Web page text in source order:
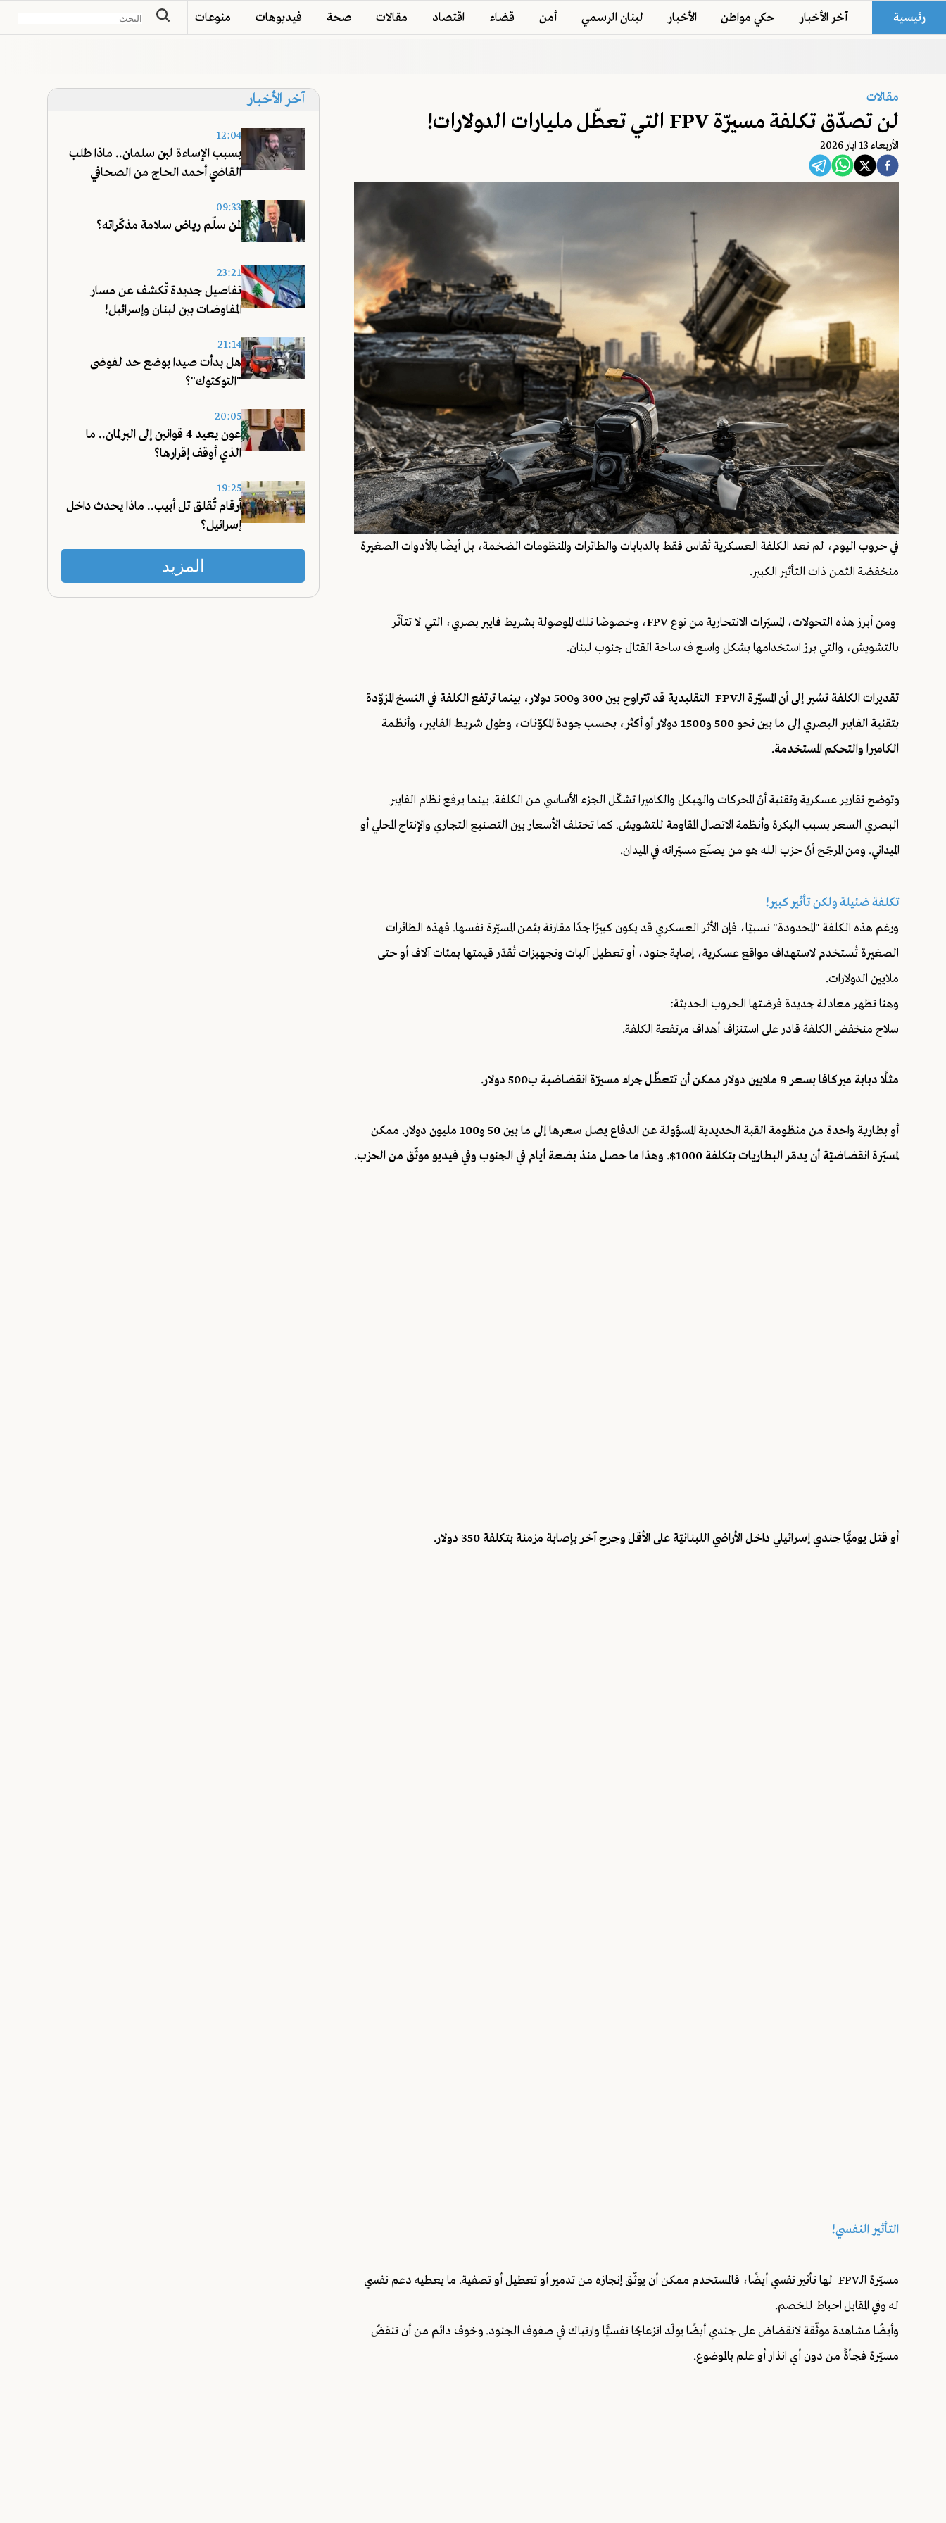
رئيسية آخر الأخبار حكي مواطن الأخبار لبنان الرسمي أمن قضاء اقتصاد مقالات صحة فيديوهات منوعات
مقالات
لن تصدّق تكلفة مسيرّة FPV التي تعطّل مليارات الدولارات!
اﻷربعاء 13 ايار 2026
في حروب اليوم، لم تعد الكلفة العسكرية تُقاس فقط بالدبابات والطائرات والمنظومات الضخمة، بل أيضًا بالأدوات الصغيرة
منخفضة الثمن ذات التأثير الكبير.
ومن أبرز هذه التحولات، المسيّرات الانتحارية من نوع FPV، وخصوصًا تلك الموصولة بشريط فايبر بصري، التي لا تتأثّر
بالتشويش، والتي برز استخدامها بشكل واسع ف ساحة القتال جنوب لبنان.
تقديرات الكلفة تشير إلى أن المسيّرة الـFPV التقليدية قد تتراوح بين 300 و500 دولار، بينما ترتفع الكلفة في النسخ المزوّدة
بتقنية الفايبر البصري إلى ما بين نحو 500 و1500 دولار أو أكثر، بحسب جودة المكوّنات، وطول شريط الفايبر، وأنظمة
الكاميرا والتحكم المستخدمة.
وتوضح تقارير عسكرية وتقنية أنّ المحركات والهيكل والكاميرا تشكّل الجزء الأساسي من الكلفة. بينما يرفع نظام الفايبر
البصري السعر بسبب البكرة وأنظمة الاتصال المقاومة للتشويش. كما تختلف الأسعار بين التصنيع التجاري والإنتاج المحلي أو
الميداني. ومن المرجّح أنّ حزب الله هو من يصنّع مسيّراته في الميدان.
تكلفة ضئيلة ولكن تأثير كبير!
ورغم هذه الكلفة "المحدودة" نسبيًا، فإن الأثر العسكري قد يكون كبيرًا جدًا مقارنة بثمن المسيّرة نفسها. فهذه الطائرات
الصغيرة تُستخدم لاستهداف مواقع عسكرية، إصابة جنود، أو تعطيل آليات وتجهيزات تُقدّر قيمتها بمئات آلاف أو حتى
ملايين الدولارات.
وهنا تظهر معادلة جديدة فرضتها الحروب الحديثة:
سلاح منخفض الكلفة قادر على استنزاف أهداف مرتفعة الكلفة.
مثلًا دبابة ميركافا بسعر 9 ملايين دولار ممكن أن تتعطّل جراء مسيرّة انقضاضية ب500 دولار.
أو بطارية واحدة من منظومة القبة الحديدية المسؤولة عن الدفاع يصل سعرها إلى ما بين 50 و100 مليون دولار. ممكن
لمسيّرة انقضاضيّة أن يدمّر البطاريات بتكلفة 1000$. وهذا ما حصل منذ بضعة أيام في الجنوب وفي فيديو موثّق من الحزب.
أو قتل يوميًّا جندي إسرائيلي داخل الأراضي اللبنانيّة على الأقل وجرح آخر بإصابة مزمنة بتكلفة 350 دولار.
التأثير النفسي!
مسيّرة الـFPV لها تأثير نفسي أيضًا، فالمستخدم ممكن أن يوثّق إنجازه من تدمير أو تعطيل أو تصفية. ما يعطيه دعم نفسي
له وفي المقابل احباط للخصم.
وأيضًا مشاهدة موثّقة لانقضاض على جندي أيضًا يولّد انزعاجًا نفسيًّا وارتباك في صفوف الجنود. وخوف دائم من أن تنقضّ
مسيّرة فجأةً من دون أي انذار أو علم بالموضوع.
آخر الأخبار
12:04
بسبب الإساءة لبن سلمان.. ماذا طلب
القاضي أحمد الحاج من الصحافي
09:33
لمن سلّم رياض سلامة مذكّراته؟
23:21
تفاصيل جديدة تُكشف عن مسار
المفاوضات بين لبنان وإسرائيل!
21:14
هل بدأت صيدا بوضع حد لفوضى
"التوكتوك"؟
20:05
عون يعيد 4 قوانين إلى البرلمان.. ما
الذي أوقف إقرارها؟
19:25
أرقام تُقلق تل أبيب.. ماذا يحدث داخل
إسرائيل؟
المزيد